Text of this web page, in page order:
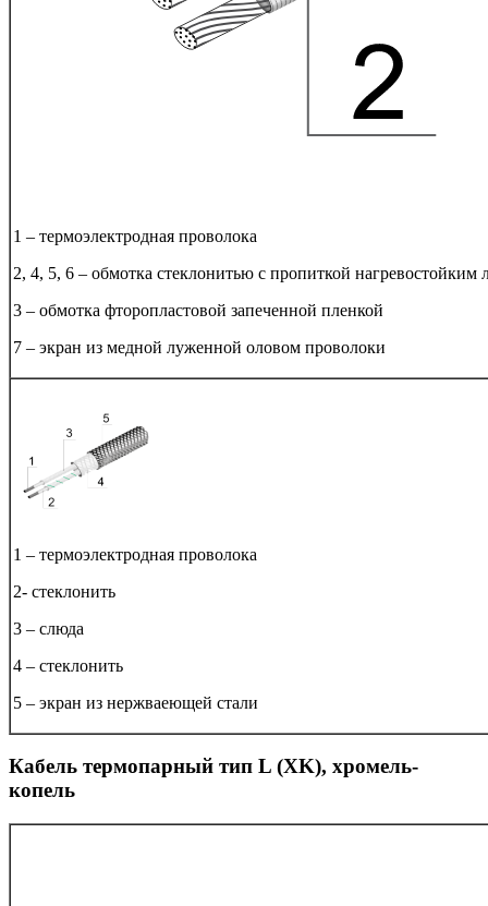
1 – термоэлектродная проволока
2, 4, 5, 6 – обмотка стеклонитью с пропиткой нагревостойким
3 – обмотка фторопластовой запеченной пленкой
7 – экран из медной луженной оловом проволоки
1 – термоэлектродная проволока
2- стеклонить
3 – слюда
4 – стеклонить
5 – экран из нержваеющей стали
Кабель термопарный тип L (ХK), хромель-
копель